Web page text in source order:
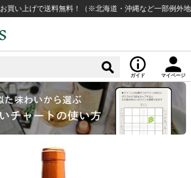
で送料無料！（※北海道・沖縄など一部例外地域あり
ガイド マイページ